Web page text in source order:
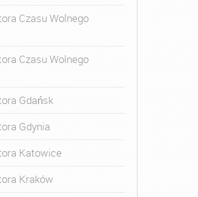
Czasu Wolnego
Czasu Wolnego
Gdańsk
Gdynia
Katowice
Kraków